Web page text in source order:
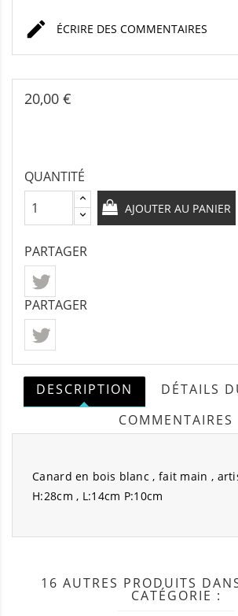
 ÉCRIRE DES COMMENTAIRES
20,00 €
QUANTITÉ
AJOUTER AU PANIER
PARTAGER
PARTAGER
DESCRIPTION
DÉTAILS
COMMENTAIRES
Canard en bois blanc , fait main ,
H:28cm , L:14cm P:10cm
16 AUTRES PRODUITS
CATÉGORIE :